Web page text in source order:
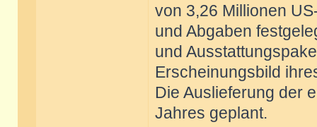
von 3,26 Millionen
und Abgaben
und
Erscheinungsbild
Die Auslieferung der
Jahres geplant.